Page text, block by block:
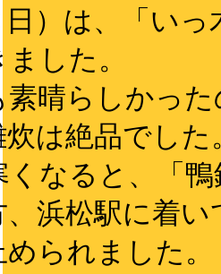
）は、「い
した。
素晴らしかっ
炊は絶品でした
くなると、「
、浜松駅に着
られました。